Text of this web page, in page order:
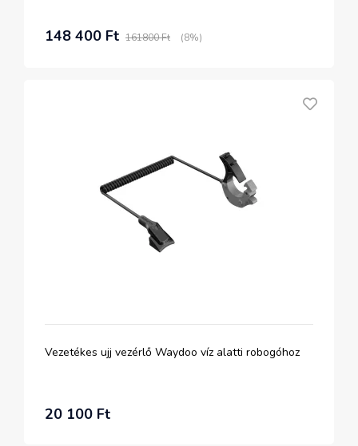
148 400 Ft 161800 Ft (8%)
Vezetékes ujj vezérlő Waydoo víz alatti robogóhoz
20 100 Ft